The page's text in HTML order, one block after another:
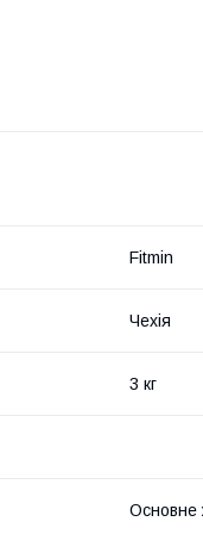
Fitmin
Чехія
3 кг
Основне